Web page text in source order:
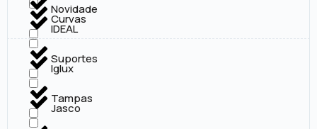
Curvas
Suportes
Tampas
IDEAL
Iglux
Jasco
Novidade